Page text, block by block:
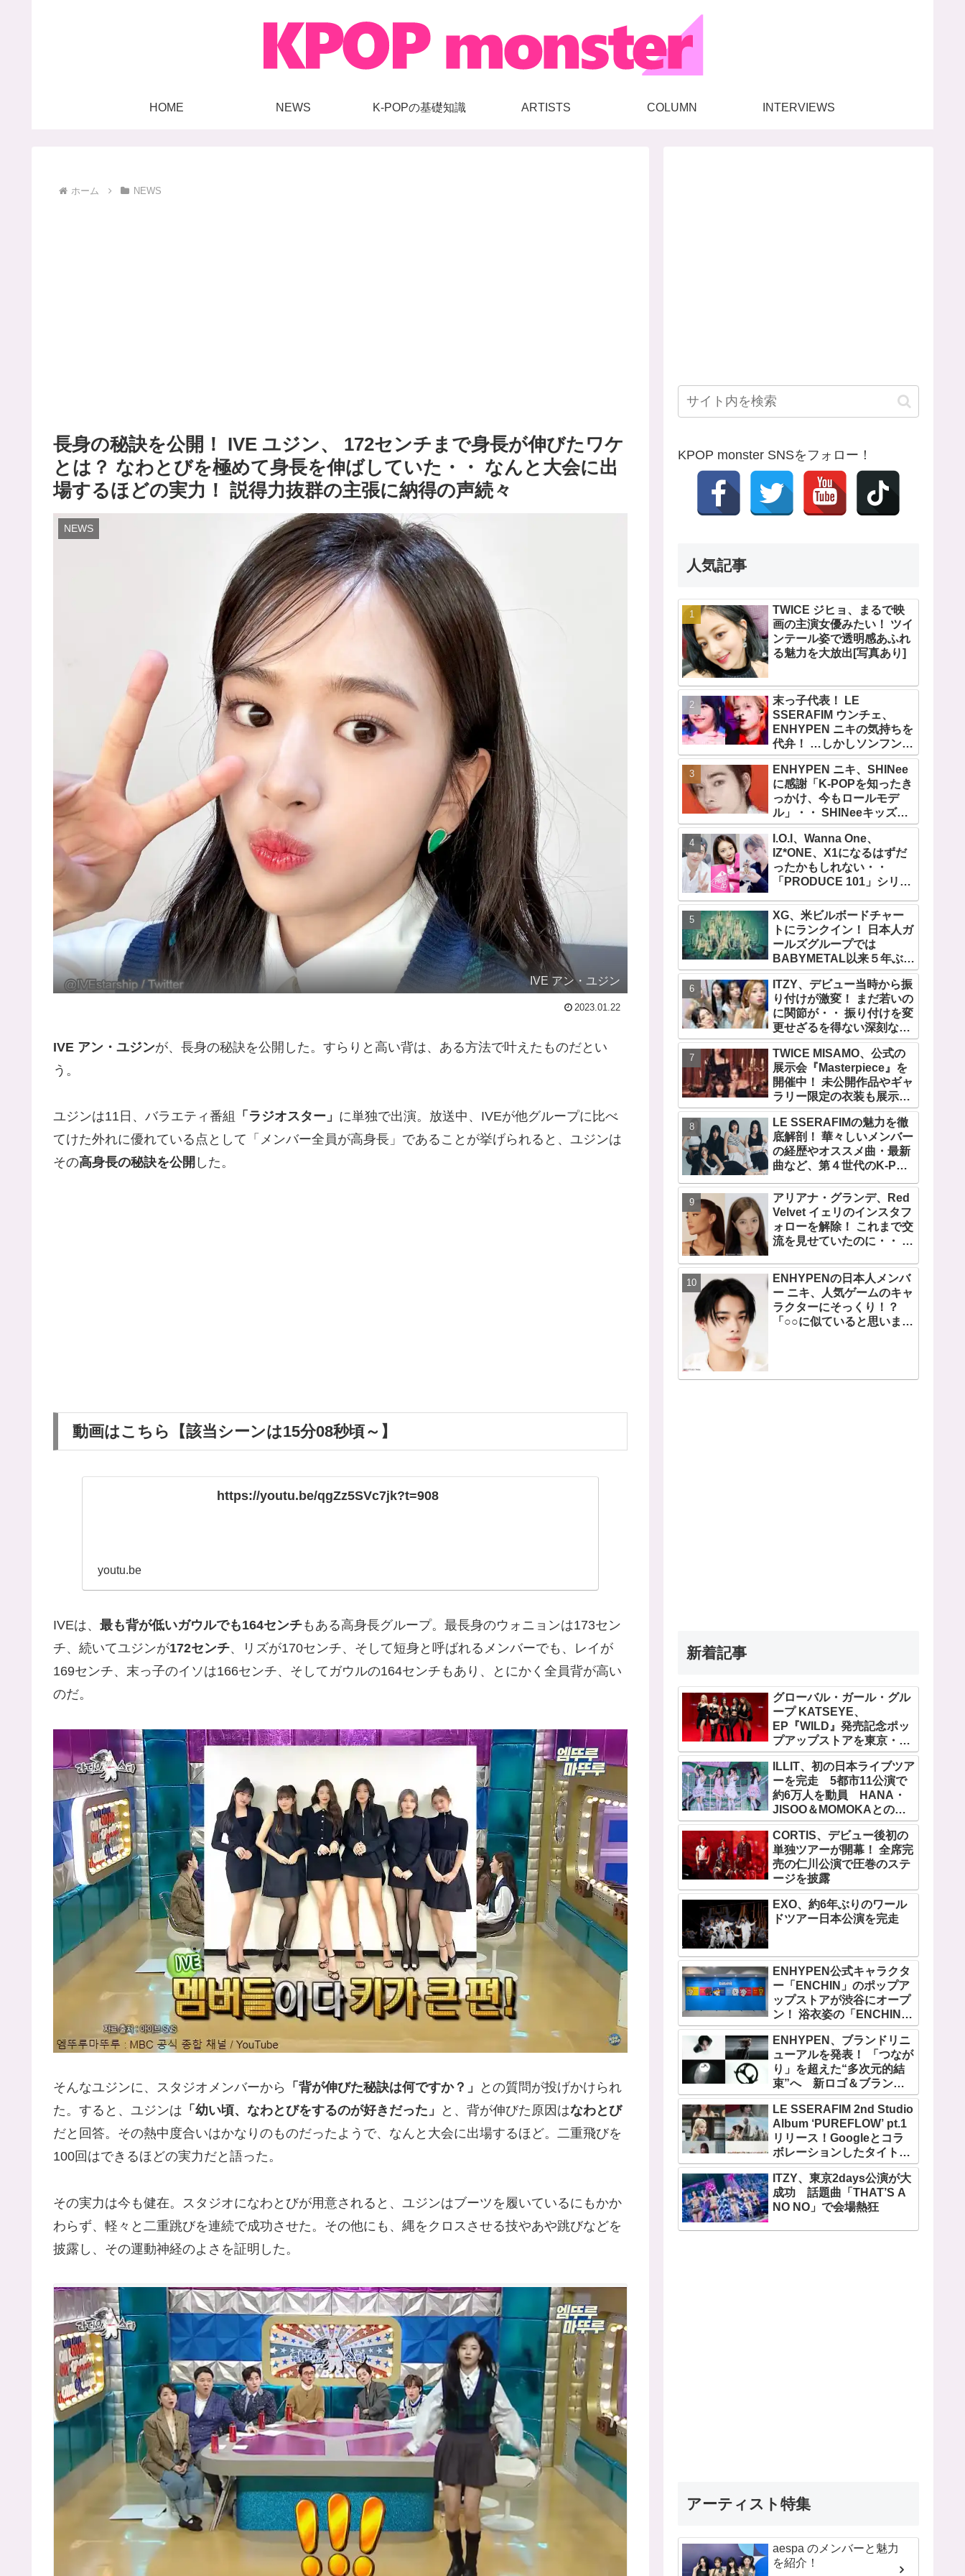
HOME NEWS K-POPの基礎知識 ARTISTS COLUMN INTERVIEWS
ホーム NEWS
長身の秘訣を公開！ IVE ユジン、 172センチまで身長が伸びたワケ
とは？ なわとびを極めて身長を伸ばしていた・・ なんと大会に出
場するほどの実力！ 説得力抜群の主張に納得の声続々
NEWS
IVE アン・ユジン
2023.01.22
IVE アン・ユジンが、長身の秘訣を公開した。すらりと高い背は、ある方法で叶えたものだとい
う。
ユジンは11日、バラエティ番組 「ラジオスター」 に単独で出演。放送中、IVEが他グループに比べ
てけた外れに優れている点として「メンバー全員が高身長」であることが挙げられると、ユジンは
その高身長の秘訣を公開 した。
動画はこちら【該当シーンは15分08秒頃～】
https://youtu.be/qgZz5SVc7jk?t=908
youtu.be
IVEは、 最も背が低いガウルでも164センチもある高身長グループ。最長身のウォニョンは173セン
チ、続いてユジンが172センチ、リズが170センチ、そして短身と呼ばれるメンバーでも、レイが
169センチ、末っ子のイソは166センチ、そしてガウルの164センチもあり、とにかく全員背が高い
のだ。
そんなユジンに、スタジオメンバーから 「背が伸びた秘訣は何ですか？」
との質問が投げかけられ
た。すると、ユジンは 「幼い頃、なわとびをするのが好きだった」 と、背が伸びた原因はなわとび
だと回答。その熱中度合いはかなりのものだったようで、なんと大会に出場するほど。二重飛びを
100回はできるほどの実力だと語った。
その実力は今も健在。スタジオになわとびが用意されると、ユジンはブーツを履いているにもかか
わらず、軽々と二重跳びを連続で成功させた。その他にも、縄をクロスさせる技やあや跳びなどを
披露し、その運動神経のよさを証明した。
KPOP monster SNSをフォロー！
人気記事
TWICE ジヒョ、まるで映
画の主演女優みたい！ ツイ
ンテール姿で透明感あふれ
る魅力を大放出[写真あり]
末っ子代表！ LE
SSERAFIM ウンチェ、
ENHYPEN ニキの気持ちを
代弁！ …しかしソンフンは
全否定「うちの末っ子は違
います」・・ かわいすぎる
２人の会話に爆笑
ENHYPEN ニキ、SHINee
に感謝「K-POPを知ったき
っかけ、今もロールモデ
ル」・・ SHINeeキッズと
しての経験を経て６年ぶり
に東京ドームに帰還した感
想は？
I.O.I、Wanna One、
IZ*ONE、X1になるはずだ
ったかもしれない・・
「PRODUCE 101」シリー
せられた練習生12人の氏名
が公表
XG、米ビルボードチャー
トにランクイン！ 日本人ガ
ールズグループでは
BABYMETAL以来５年ぶり
の快挙！ XGのグローバル
人気が止まらない…「コー
チェラ2025」にも日本人唯
一の出演
ITZY、デビュー当時から振
り付けが激変！ まだ若いの
に関節が・・ 振り付けを変
更せざるを得ない深刻な問
題とは
TWICE MISAMO、公式の
展示会『Masterpiece』を
開催中！ 未公開作品やギャ
ラリー限定の衣装も展示！
まさに最高傑作な世界に
LE SSERAFIMの魅力を徹
底解剖！ 華々しいメンバー
の経歴やオススメ曲・最新
曲など、第４世代のK-POP
する彼女たちのスゴさと
は？
アリアナ・グランデ、Red
Velvet イェリのインスタフ
ォローを解除！ これまで交
流を見せていたのに・・ 一
由を推測
ENHYPENの日本人メンバ
ー ニキ、人気ゲームのキャ
ラクターにそっくり！？
「○○に似ていると思いま
「客観的な視点で自分を見
新着記事
グローバル・ガール・グル
ープ KATSEYE、
EP『WILD』発売記念ポッ
プアップストアを東京・原
宿で開催 限定グッズも登
場ILLIT、初の日本ライブツア
ーを完走 5都市11公演で
約6万人を動員 HANA・
JISOO＆MOMOKAとのス
ペシャルコラボも実現
CORTIS、デビュー後初の
単独ツアーが開幕！ 全席完
売の仁川公演で圧巻のステ
ージを披露
EXO、約6年ぶりのワール
ドツアー日本公演を完走
ENHYPEN公式キャラクタ
ー「ENCHIN」のポップア
ップストアが渋谷にオープ
ン！ 浴衣姿の「ENCHIN」
が登場
ENHYPEN、ブランドリニ
ューアルを発表！ 「つなが
り」を超えた“多次元的結
束”へ 新ロゴ＆ブランド
フィルム公開
LE SSERAFIM 2nd Studio
Album ‘PUREFLOW’ pt.1
リリース！Googleとコラ
ボレーションしたタイトル
曲「BOOMPALA」MVも公
開
ITZY、東京2days公演が大
成功 話題曲「THAT’S A
NO NO」で会場熱狂
アーティスト特集
aespa のメンバーと魅力
を紹介！